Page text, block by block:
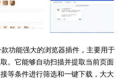
功能强大的浏览器插件，主要用于
。它能够自动扫描并提取当前页面
等条件进行筛选和一键下载，大大